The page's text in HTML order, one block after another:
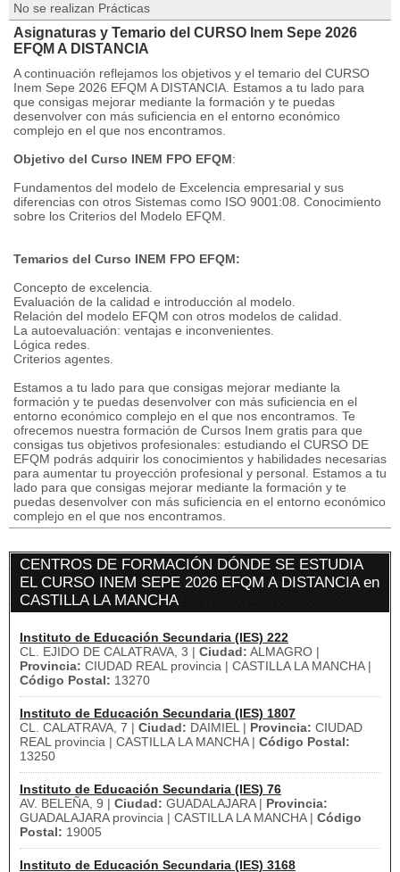
No se realizan Prácticas
Asignaturas y Temario del CURSO Inem Sepe 2026
EFQM A DISTANCIA
A continuación reflejamos los objetivos y el temario del CURSO
Inem Sepe 2026 EFQM A DISTANCIA. Estamos a tu lado para
que consigas mejorar mediante la formación y te puedas
desenvolver con más suficiencia en el entorno económico
complejo en el que nos encontramos.
Objetivo del Curso INEM FPO EFQM:
Fundamentos del modelo de Excelencia empresarial y sus
diferencias con otros Sistemas como ISO 9001:08. Conocimiento
sobre los Criterios del Modelo EFQM.
Temarios del Curso INEM FPO EFQM:
Concepto de excelencia.
Evaluación de la calidad e introducción al modelo.
Relación del modelo EFQM con otros modelos de calidad.
La autoevaluación: ventajas e inconvenientes.
Lógica redes.
Criterios agentes.
Estamos a tu lado para que consigas mejorar mediante la
formación y te puedas desenvolver con más suficiencia en el
entorno económico complejo en el que nos encontramos. Te
ofrecemos nuestra formación de Cursos Inem gratis para que
consigas tus objetivos profesionales: estudiando el CURSO DE
EFQM podrás adquirir los conocimientos y habilidades necesarias
para aumentar tu proyección profesional y personal. Estamos a tu
lado para que consigas mejorar mediante la formación y te
puedas desenvolver con más suficiencia en el entorno económico
complejo en el que nos encontramos.
CENTROS DE FORMACIÓN DÓNDE SE ESTUDIA
EL CURSO INEM SEPE 2026 EFQM A DISTANCIA en
CASTILLA LA MANCHA
Instituto de Educación Secundaria (IES) 222
CL. EJIDO DE CALATRAVA, 3 | Ciudad: ALMAGRO |
Provincia: CIUDAD REAL provincia | CASTILLA LA MANCHA |
Código Postal: 13270
Instituto de Educación Secundaria (IES) 1807
CL. CALATRAVA, 7 | Ciudad: DAIMIEL | Provincia: CIUDAD
REAL provincia | CASTILLA LA MANCHA | Código Postal:
13250
Instituto de Educación Secundaria (IES) 76
AV. BELEÑA, 9 | Ciudad: GUADALAJARA | Provincia:
GUADALAJARA provincia | CASTILLA LA MANCHA | Código
Postal: 19005
Instituto de Educación Secundaria (IES) 3168